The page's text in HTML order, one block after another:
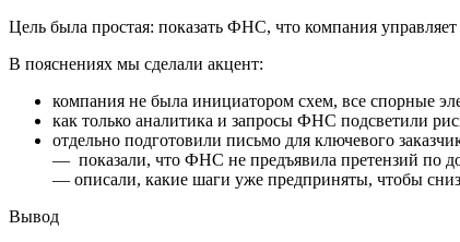
Цель была простая: показать ФНС, что компания
В пояснениях мы сделали акцент:
компания не была инициатором схем, все спорные
как только аналитика и запросы ФНС подсветили
отдельно подготовили письмо для ключевого
— показали, что ФНС не предъявила претензий по
— описали, какие шаги уже предприняты, чтобы
⁠Вывод